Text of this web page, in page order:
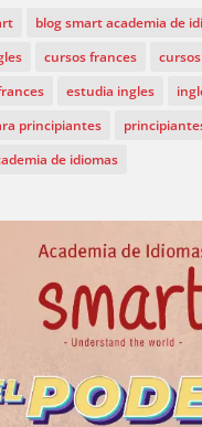
blog smart academia de
cursos frances
estudia ingles
principiantes
de idiomas